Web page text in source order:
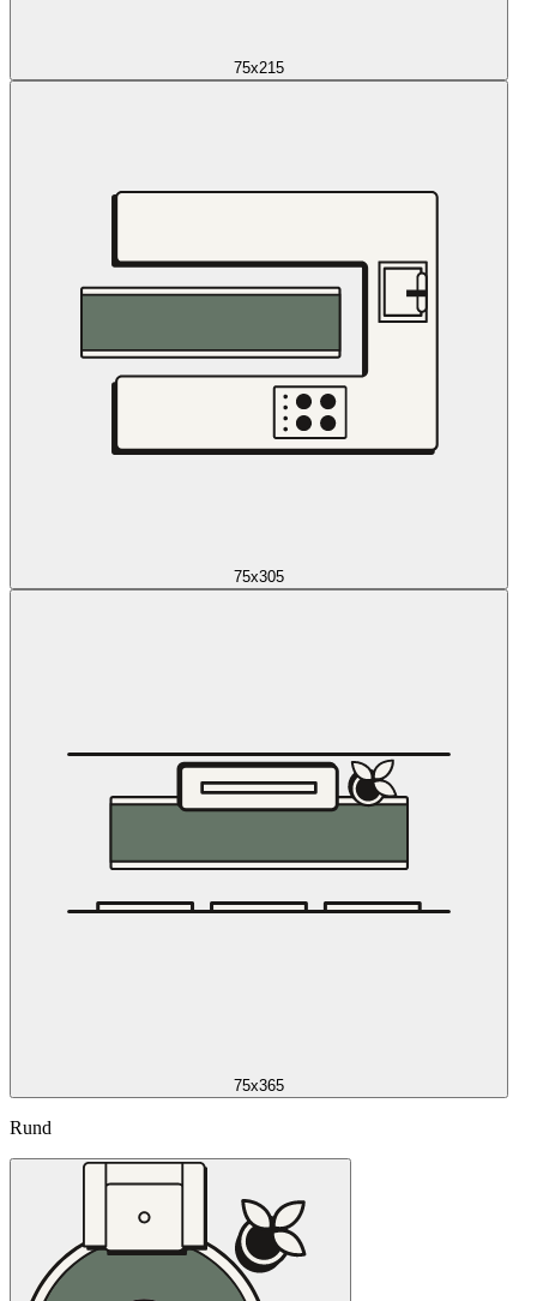
75x215
75x305
75x365
Rund